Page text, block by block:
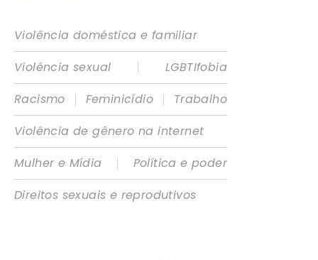
Violência doméstica e familiar
Violência sexual
|
LGBTIfobia
Racismo
| Feminicídio |
Trabalho
Violência de gênero na internet
Mulher e Mídia
|
Política e poder
Direitos sexuais e reprodutivos